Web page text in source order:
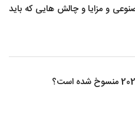
و مزایا و چالش هایی که باید